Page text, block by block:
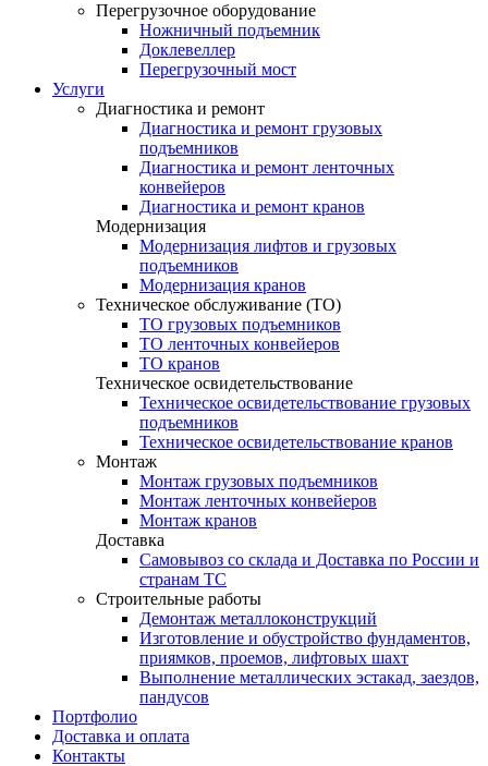
Перегрузочное оборудование
Ножничный подъемник
Доклевеллер
Перегрузочный мост
Услуги
Диагностика и ремонт
Диагностика и ремонт грузовых
подъемников
Диагностика и ремонт ленточных
конвейеров
Диагностика и ремонт кранов
Модернизация
Модернизация лифтов и грузовых
подъемников
Модернизация кранов
Техническое обслуживание (ТО)
ТО грузовых подъемников
ТО ленточных конвейеров
ТО кранов
Техническое освидетельствование
Техническое освидетельствование грузовых
подъемников
Техническое освидетельствование кранов
Монтаж
Монтаж грузовых подъемников
Монтаж ленточных конвейеров
Монтаж кранов
Доставка
Самовывоз со склада и Доставка по России и
странам ТС
Строительные работы
Демонтаж металлоконструкций
Изготовление и обустройство фундаментов,
приямков, проемов, лифтовых шахт
Выполнение металлических эстакад, заездов,
пандусов
Портфолио
Доставка и оплата
Контакты